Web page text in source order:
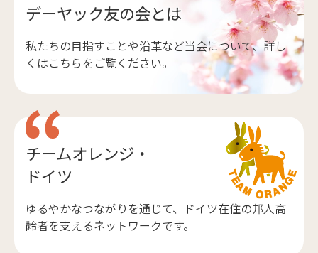
デーヤック友の会とは
私たちの目指すことや沿革など当会について、詳し
くはこちらをご覧ください。
チームオレンジ・
ドイツ
ゆるやかなつながりを通じて、ドイツ在住の邦人高
齢者を支えるネットワークです。